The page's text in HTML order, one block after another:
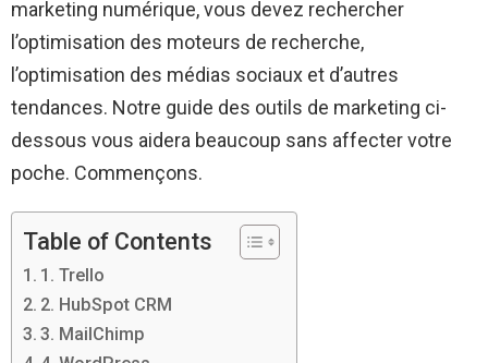
marketing numérique, vous devez rechercher
l’optimisation des moteurs de recherche,
l’optimisation des médias sociaux et d’autres
tendances. Notre guide des outils de marketing ci-
dessous vous aidera beaucoup sans affecter votre
poche. Commençons.
Table of Contents
1. Trello
2. HubSpot CRM
3. MailChimp